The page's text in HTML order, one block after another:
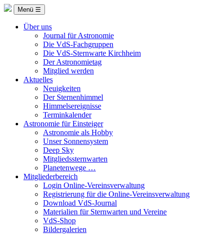
Menü ☰
Über uns
Journal für Astronomie
Die VdS-Fachgruppen
Die VdS-Sternwarte Kirchheim
Der Astronomietag
Mitglied werden
Aktuelles
Neuigkeiten
Der Sternenhimmel
Himmelsereignisse
Terminkalender
Astronomie für Einsteiger
Astronomie als Hobby
Unser Sonnensystem
Deep Sky
Mitgliedssternwarten
Planetenwege …
Mitgliederbereich
Login Online-Vereinsverwaltung
Registrierung für die Online-Vereinsverwaltung
Download VdS-Journal
Materialien für Sternwarten und Vereine
VdS-Shop
Bildergalerien